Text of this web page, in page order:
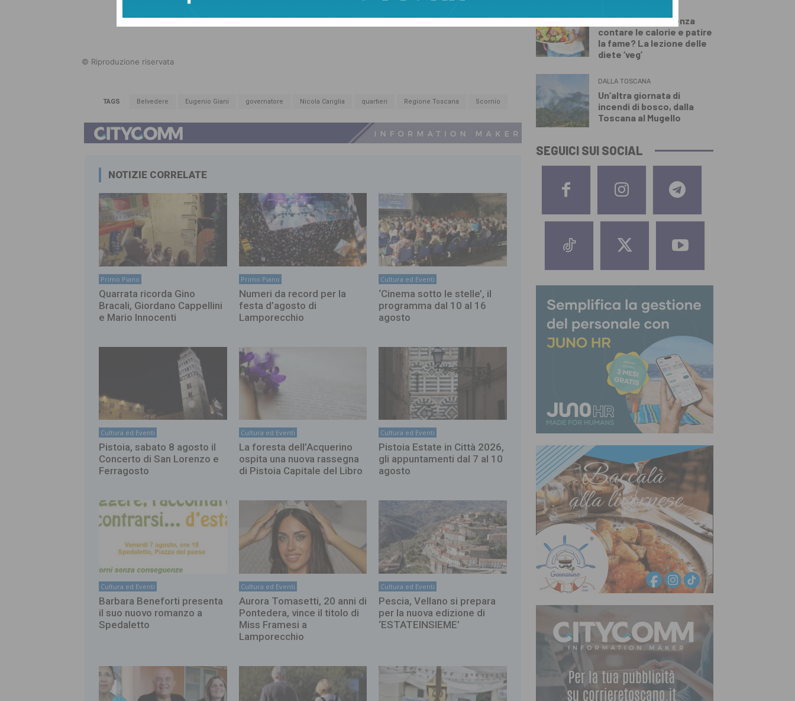
© Riproduzione riservata
TAGS Belvedere Eugenio Giani governatore Nicola Cariglia quartieri Regione Toscana Scornio
NOTIZIE CORRELATE
Primo Piano
Quarrata ricorda Gino
Bracali, Giordano Cappellini
e Mario Innocenti
Primo Piano
Numeri da record per la
festa d’agosto di
Lamporecchio
Cultura ed Eventi
‘Cinema sotto le stelle’, il
programma dal 10 al 16
agosto
Cultura ed Eventi
Pistoia, sabato 8 agosto il
Concerto di San Lorenzo e
Ferragosto
Cultura ed Eventi
La foresta dell’Acquerino
ospita una nuova rassegna
di Pistoia Capitale del Libro
Cultura ed Eventi
Pistoia Estate in Città 2026,
gli appuntamenti dal 7 al 10
agosto
Cultura ed Eventi
Barbara Beneforti presenta
il suo nuovo romanzo a
Spedaletto
Cultura ed Eventi
Aurora Tomasetti, 20 anni di
Pontedera, vince il titolo di
Miss Framesi a
Lamporecchio
Cultura ed Eventi
Pescia, Vellano si prepara
per la nuova edizione di
‘ESTATEINSIEME’
Come dimagrire senza
contare le calorie e patire
la fame? La lezione delle
diete ‘veg’
DALLA TOSCANA
Un’altra giornata di
incendi di bosco, dalla
Toscana al Mugello
SEGUICI SUI SOCIAL